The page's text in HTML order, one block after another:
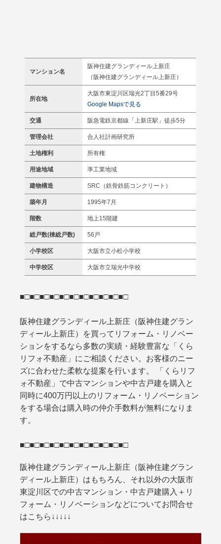
マンション名
阪神住建グランディール上新庄
（阪神住建グランディール上新庄）
所在地
大阪市東淀川区瑞光2丁目5番29号
Google Mapsで見る
交通 阪急電鉄京都線「上新庄駅」徒歩5分
管理会社 合人社計画研究所
土地権利 所有権
用途地域 準工業地域
建物構造 SRC（鉄骨鉄筋コンクリート）
築年月 1995年7月
階数 地上15階建
総戸数(棟総戸数) 56戸
小学校区 大阪市立小松小学校
中学校区 大阪市立瑞光中学校
■□■□■□■□■□■□■□■□■□■□■□
阪神住建グランディール上新庄（阪神住建グラン
ディール上新庄）を買ってリフォーム・リノベー
ションをするなら多数の実績・経験豊富な「くら
リフォ不動産」にご相談ください。お客様のニー
ズに合わせた柔軟な提案を行います。 「くらリフ
ォ不動産」で中古マンションや中古戸建を購入と
同時に400万円以上のリフォーム・リノベーション
をする場合は購入時の仲介手数料が無料になりま
す。
■□■□■□■□■□■□■□■□■□■□■□
阪神住建グランディール上新庄（阪神住建グラン
ディール上新庄）はもちろん、それ以外の大阪市
東淀川区での中古マンション・中古戸建購入＋リ
フォーム・リノベーションなどについてお問合せ
はこちら↓↓↓↓↓